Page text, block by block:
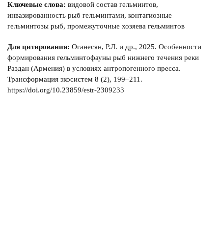
Ключевые слова: видовой состав гельминтов,
инвазированность рыб гельминтами, контагиозные
гельминтозы рыб, промежуточные хозяева гельминтов
Для цитирования: Оганесян, Р.Л. и др., 2025. Особенности
формирования гельминтофауны рыб нижнего течения реки
Раздан (Армения) в условиях антропогенного пресса.
Трансформация экосистем 8 (2), 199–211.
https://doi.org/10.23859/estr-2309233